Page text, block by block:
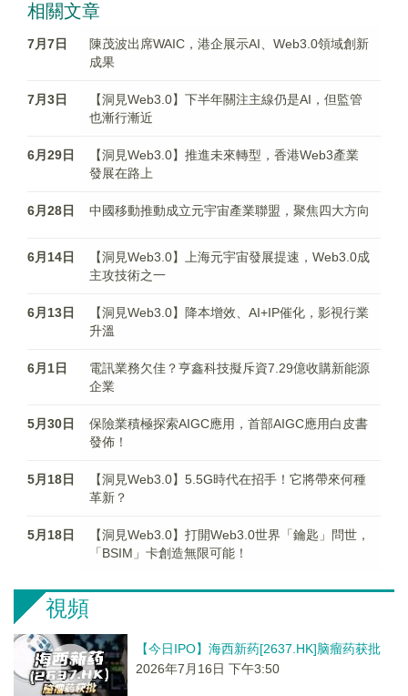
相關文章
7月7日
陳茂波出席WAIC，港企展示AI、Web3.0領域創新
成果
7月3日
【洞見Web3.0】下半年關注主線仍是AI，但監管
也漸行漸近
6月29日
【洞見Web3.0】推進未來轉型，香港Web3產業
發展在路上
6月28日 中國移動推動成立元宇宙產業聯盟，聚焦四大方向
6月14日
【洞見Web3.0】上海元宇宙發展提速，Web3.0成
主攻技術之一
6月13日
【洞見Web3.0】降本增效、AI+IP催化，影視行業
升溫
6月1日
電訊業務欠佳？亨鑫科技擬斥資7.29億收購新能源
企業
5月30日
保險業積極探索AIGC應用，首部AIGC應用白皮書
發佈！
5月18日
【洞見Web3.0】5.5G時代在招手！它將帶來何種
革新？
5月18日
【洞見Web3.0】打開Web3.0世界「鑰匙」問世，
「BSIM」卡創造無限可能！
視頻
【今日IPO】海西新药[2637.HK]脑瘤药获批
2026年7月16日 下午3:50